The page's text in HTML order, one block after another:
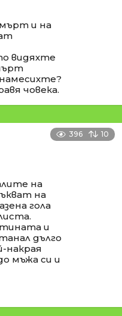
и на
видяхте
човека.
396 10
на
на
гола
и
дълго
накрая
мъжа си и